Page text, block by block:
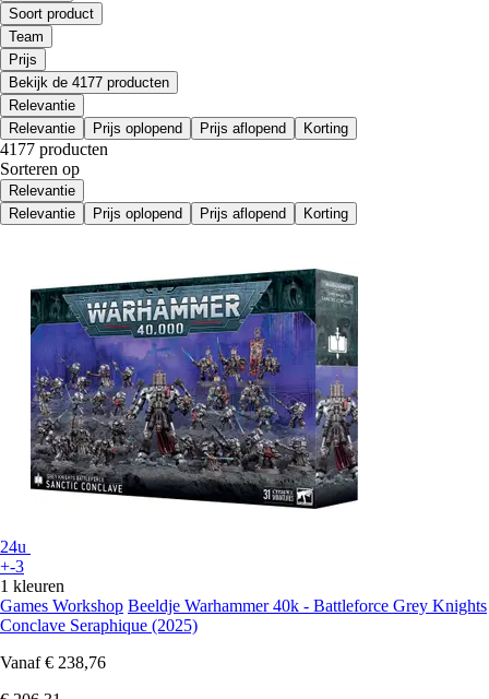
Soort product
Team
Prijs
Bekijk de 4177 producten
Relevantie
Relevantie
Prijs oplopend Prijs aflopend Korting
4177 producten
Sorteren op
Relevantie
Relevantie
Prijs oplopend Prijs aflopend Korting
24u
+-3
1 kleuren
Games Workshop Beeldje Warhammer 40k - Battleforce Grey Knights
Conclave Seraphique (2025)
Vanaf € 238,76